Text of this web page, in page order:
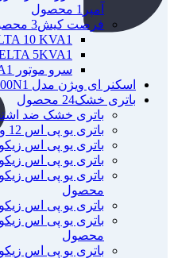
آمپر 1 محصول
فرصت کیش3 محصول
10 KVA1 محصول
5KVA1 محصول
سرو موتور 15KVA
1 محصول
اسکنر ای ویژن مدل FB1000N 1 محصول
باتری خشک24 محصول
باتری خشک ضد
باتری یو پی اس 12 ولت 4.5 آمپر-یوفو
باتری یو پی اس زیکو 100 آمپر
باتری یو پی اس زیکو 18 آمپر
باتری یو پی اس زیکو 28 آمپر zico UPS Battery 28Ah
محصول
باتری یو پی اس زیکو 42 آمپر
باتری یو پی اس زیکو 65 آمپر zico UPS Battery 65Ah
محصول
باتری یو پی اس زیکو 9 آمپر